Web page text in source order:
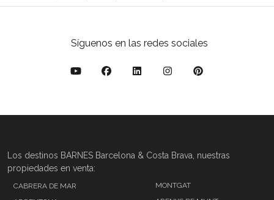
Síguenos en las redes sociales
Los destinos BARNES Barcelona & Costa Brava, nuestras
propiedades en venta:
CABRERA DE MAR
MONTGAT